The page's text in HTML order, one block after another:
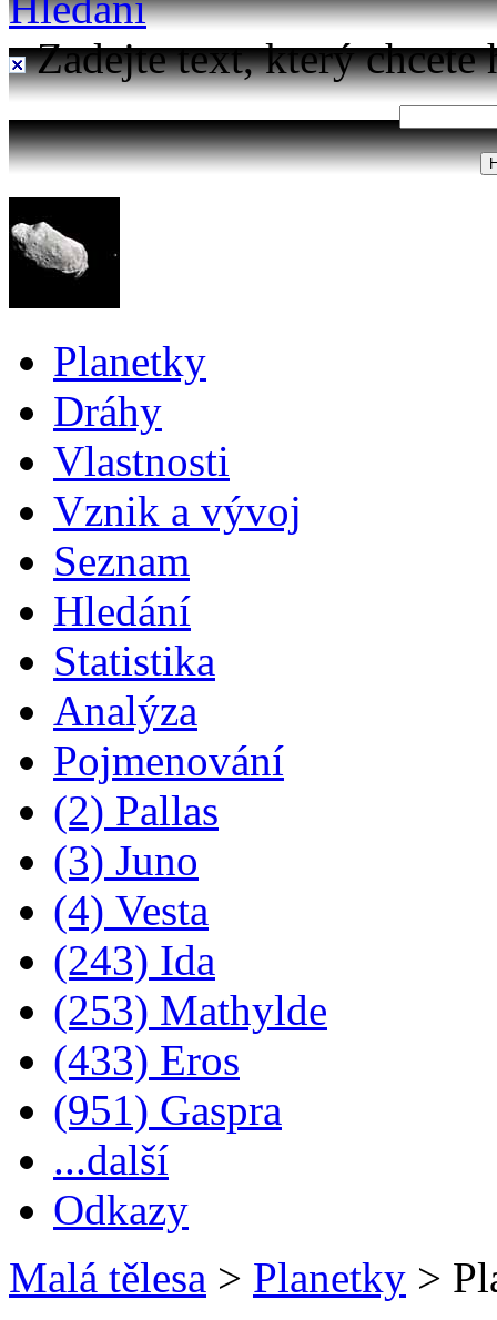
Zadejte text, který chcete
Planetky
Dráhy
Vlastnosti
Vznik a vývoj
Seznam
Hledání
Statistika
Analýza
Pojmenování
(2) Pallas
(3) Juno
(4) Vesta
(243) Ida
(253) Mathylde
(433) Eros
(951) Gaspra
...další
Odkazy
Malá tělesa > Planetky >